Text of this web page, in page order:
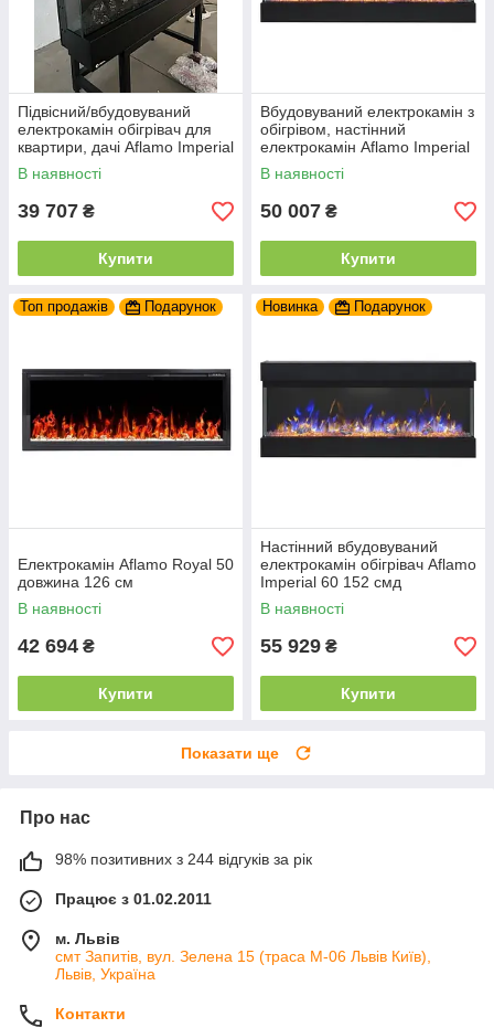
Підвісний/вбудовуваний
електрокамін обігрівач для
квартири, дачі Aflamo Imperial
36 електричний камін 93 см
В наявності
39 707 ₴
Купити
Вбудовуваний електрокамін з
обігрівом, настінний
електрокамін Aflamo Imperial
50 127 см
В наявності
50 007 ₴
Купити
Топ продажів Подарунок
Електрокамін Aflamo Royal 50
довжина 126 см
В наявності
42 694 ₴
Купити
Новинка Подарунок
Настінний вбудовуваний
електрокамін обігрівач Aflamo
Imperial 60 152 смд
В наявності
55 929 ₴
Купити
Показати ще
Про нас
98% позитивних з 244 відгуків за рік
Працює з 01.02.2011
м. Львів
смт Запитів, вул. Зелена 15 (траса М-06 Львів Київ),
Львів, Україна
Контакти